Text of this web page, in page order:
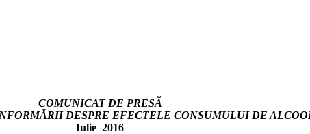
COMUNICAT DE PRESĂ
DESPRE EFECTELE CONSUMULUI DE
Iulie 2016